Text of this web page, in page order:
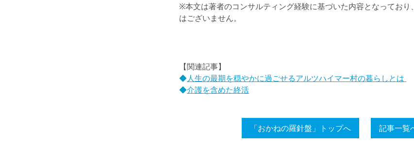
※本文は著者のコンサルティング経験に基づいた内容となっており
はございません。
【関連記事】
◆人生の最期を穏やかに過ごせるアルツハイマー村の暮らしとは
◆介護を含めた終活
「おかねの羅針盤」トップへ 記事一覧